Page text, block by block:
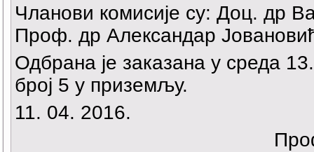
Чланови комисије су: Доц. др
Проф. др Александар
Одбрана је заказана у среда
број 5 у приземљу.
11. 04. 2016.